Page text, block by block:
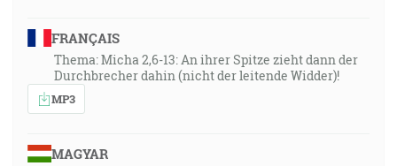
FRANÇAIS
Thema: Micha 2,6-13: An ihrer Spitze zieht dann der
Durchbrecher dahin (nicht der leitende Widder)!
MP3
MAGYAR